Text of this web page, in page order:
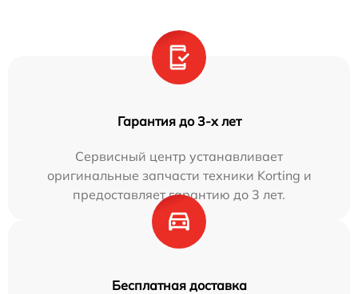
Гарантия до 3-х лет
Сервисный центр устанавливает
оригинальные запчасти техники Korting и
предоставляет гарантию до 3 лет.
Бесплатная доставка